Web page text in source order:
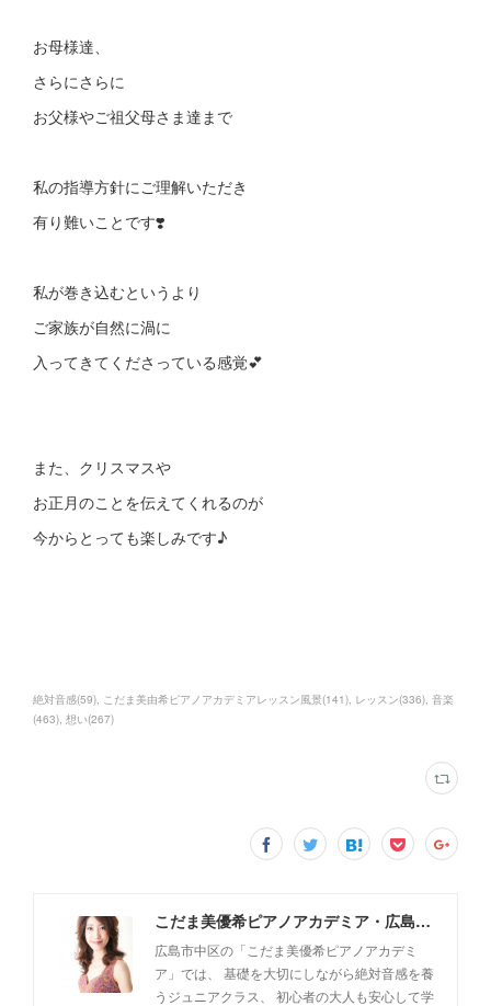
お母様達、
さらにさらに
お父様やご祖父母さま達まで
私の指導方針にご理解いただき
有り難いことです❣️
私が巻き込むというより
ご家族が自然に渦に
入ってきてくださっている感覚💕
また、クリスマスや
お正月のことを伝えてくれるのが
今からとっても楽しみです♪
絶対音感(59) こだま美由希ピアノアカデミアレッスン風景(141) レッスン(336) 音楽
(463) 想い(267)
こだま美優希ピアノアカデミア・広島市中区
広島市中区の「こだま美優希ピアノアカデミ
ア」では、 基礎を大切にしながら絶対音感を養
うジュニアクラス、 初心者の大人も安心して学